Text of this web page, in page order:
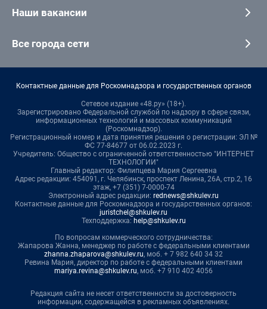
Наши вакансии
Все города сети
Контактные данные для Роскомнадзора и государственных органов
Сетевое издание «48.ру» (18+).
Зарегистрировано Федеральной службой по надзору в сфере связи,
информационных технологий и массовых коммуникаций
(Роскомнадзор).
Регистрационный номер и дата принятия решения о регистрации: ЭЛ №
ФС 77-84677 от 06.02.2023 г.
Учредитель: Общество с ограниченной ответственностью "ИНТЕРНЕТ
ТЕХНОЛОГИИ"
Главный редактор: Филипцева Мария Сергеевна
Адрес редакции: 454091, г. Челябинск, проспект Ленина, 26А, стр.2, 16
этаж, +7 (351) 7-0000-74
Электронный адрес редакции: rednews@shkulev.ru
Контактные данные для Роскомнадзора и государственных органов:
juristchel@shkulev.ru
Техподдержка: help@shkulev.ru
По вопросам коммерческого сотрудничества:
Жапарова Жанна, менеджер по работе с федеральными клиентами
zhanna.zhaparova@shkulev.ru, моб. + 7 982 640 34 32
Ревина Мария, директор по работе с федеральными клиентами
mariya.revina@shkulev.ru, моб. +7 910 402 4056
Редакция сайта не несет ответственности за достоверность
информации, содержащейся в рекламных объявлениях.